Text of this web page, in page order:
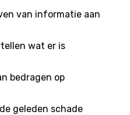
van informatie aan
wat er is
bedragen op
geleden schade